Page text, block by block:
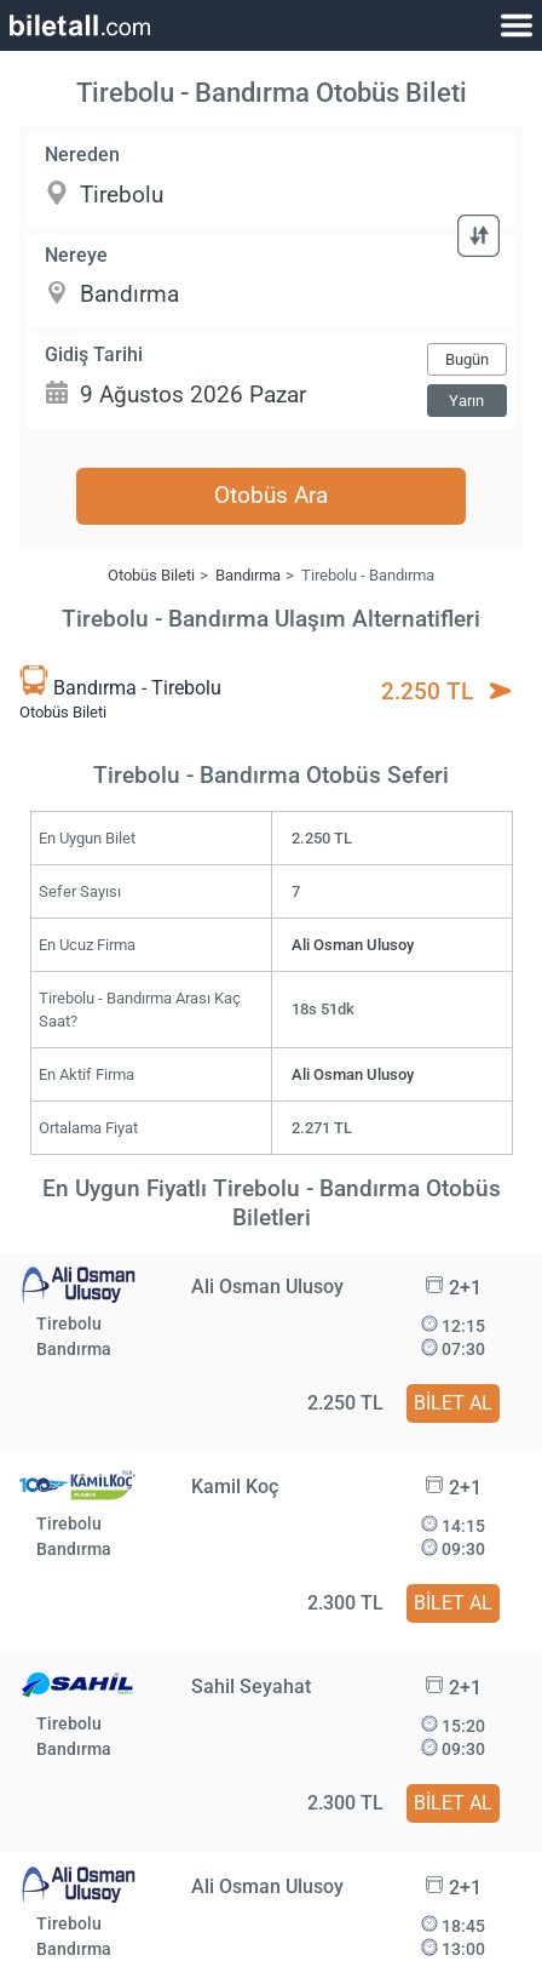
Tirebolu - Bandırma Otobüs Bileti
Nereden
Nereye
Gidiş Tarihi Bugün
Yarın
Otobüs Ara
Otobüs Bileti Bandırma Tirebolu - Bandırma
Tirebolu - Bandırma Ulaşım Alternatifleri
Bandırma - Tirebolu
Otobüs Bileti
2.250 TL
Tirebolu - Bandırma Otobüs Seferi
En Uygun Bilet 2.250 TL
Sefer Sayısı 7
En Ucuz Firma Ali Osman Ulusoy
Tirebolu - Bandırma Arası Kaç
Saat?
18s 51dk
En Aktif Firma Ali Osman Ulusoy
Ortalama Fiyat 2.271 TL
En Uygun Fiyatlı Tirebolu - Bandırma Otobüs
Biletleri
Ali Osman Ulusoy 2+1
Tirebolu
Bandırma
12:15
07:30
2.250 TL BİLET AL
Kamil Koç 2+1
Tirebolu
Bandırma
14:15
09:30
2.300 TL BİLET AL
Sahil Seyahat 2+1
Tirebolu
Bandırma
15:20
09:30
2.300 TL BİLET AL
Ali Osman Ulusoy 2+1
Tirebolu
Bandırma
18:45
13:00